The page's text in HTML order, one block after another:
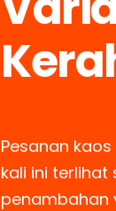
Pesanan
kali ini terlihat
penambahan